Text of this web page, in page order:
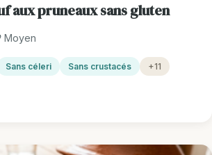
aux pruneaux sans gluten
Moyen
Sans céleri Sans crustacés +11